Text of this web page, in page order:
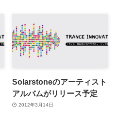
Solarstoneのアーティスト
アルバムがリリース予定
2012年3月14日